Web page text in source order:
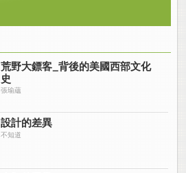
荒野大鏢客_背後的美國西部文化
史
張瑜蘊
設計的差異
不知道